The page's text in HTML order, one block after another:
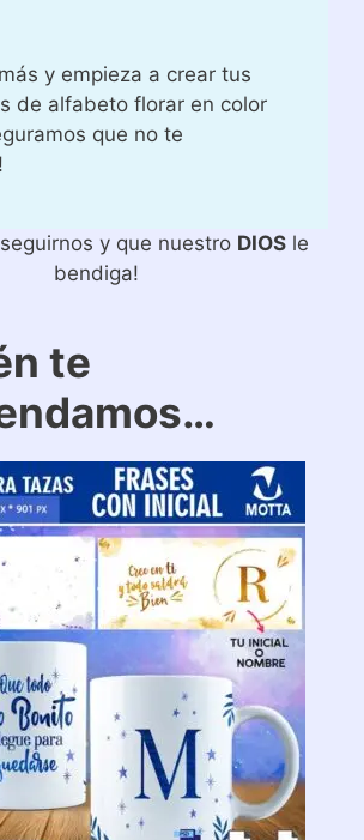
y empieza a crear tus
de alfabeto florar en color
que no te
y que nuestro DIOSle
bendiga!
te